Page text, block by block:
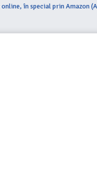
în special prin Amazon